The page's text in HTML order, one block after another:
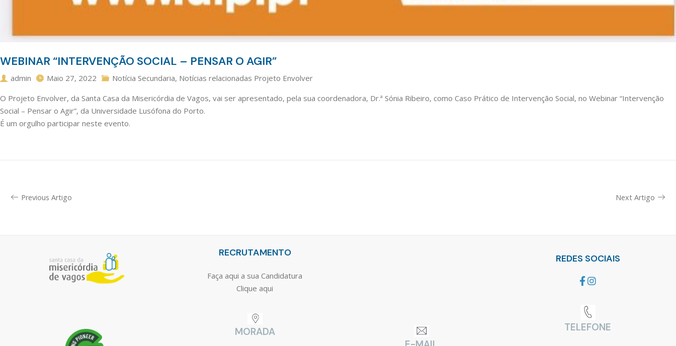
WEBINAR “INTERVENÇÃO SOCIAL – PENSAR O AGIR”
admin Maio 27, 2022 Notícia Secundaria, Notícias relacionadas Projeto Envolver
O Projeto Envolver, da Santa Casa da Misericórdia de Vagos, vai ser apresentado, pela sua coordenadora, Dr.ª Sónia Ribeiro, como Caso Prático de Intervenção Social, no Webinar “Intervenção
Social – Pensar o Agir”, da Universidade Lusófona do Porto.
É um orgulho participar neste evento.
Previous Artigo Next Artigo
RECRUTAMENTO
Faça aqui a sua Candidatura
Clique aqui
REDES SOCIAIS
MORADA TELEFONE